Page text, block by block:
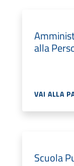
alla
VAI ALLA
Scuola